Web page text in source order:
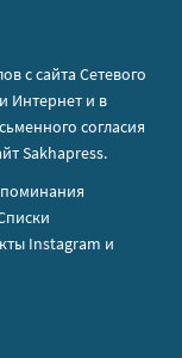
с сайта Сетевого
Интернет и в
согласия
Sakhapress.
Instagram и